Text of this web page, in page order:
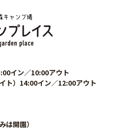
イン／10:00アウト
ト）14:00イン／12:00アウト
は開園）